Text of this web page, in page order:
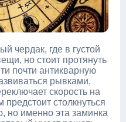
чердак, где в густой
но стоит протянуть
почти антикварную
рывками,
скорость на
столкнуться
но именно эта заминка